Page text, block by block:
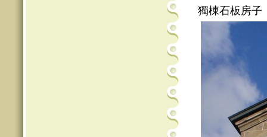
獨棟石板房子